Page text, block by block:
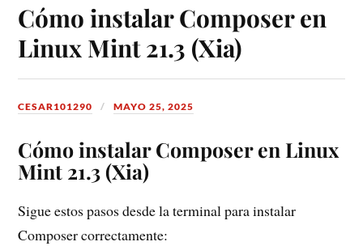
Cómo instalar Composer en
Linux Mint 21.3 (Xia)
CESAR101290 MAYO 25, 2025
Cómo instalar Composer en Linux
Mint 21.3 (Xia)
Sigue estos pasos desde la terminal para instalar
Composer correctamente: